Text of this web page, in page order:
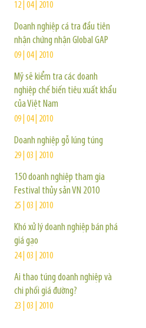
12 | 04 | 2010
Doanh nghiệp cá tra đầu tiên
nhận chứng nhận Global GAP
09 | 04 | 2010
Mỹ sẽ kiểm tra các doanh
nghiệp chế biến tiêu xuất khẩu
của Việt Nam
09 | 04 | 2010
Doanh nghiệp gỗ lúng túng
29 | 03 | 2010
150 doanh nghiệp tham gia
Festival thủy sản VN 2010
25 | 03 | 2010
Khó xử lý doanh nghiệp bán phá
giá gạo
24 | 03 | 2010
Ai thao túng doanh nghiệp và
chi phối giá đường?
23 | 03 | 2010